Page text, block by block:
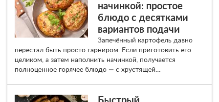
начинкой: простое
блюдо с десятками
вариантов подачи
Запечённый картофель давно
перестал быть просто гарниром. Если приготовить его
целиком, а затем наполнить начинкой, получается
полноценное горячее блюдо — с хрустящей…